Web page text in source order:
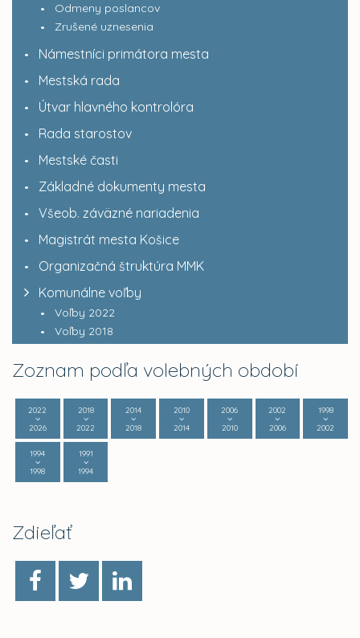
Odmeny poslancov
Zrušené uznesenia
Námestníci primátora mesta
Mestská rada
Útvar hlavného kontrolóra
Rada starostov
Mestské časti
Základné dokumenty mesta
Všeob. záväzné nariadenia
Magistrát mesta Košice
Organizačná štruktúra MMK
Komunálne voľby
Voľby 2022
Voľby 2018
Zoznam podľa volebných období
2022
2026
2018
2022
2014
2018
2010
2014
2006
2010
2002
2006
1998
2002
1994
1998
1991
1994
Zdieľať